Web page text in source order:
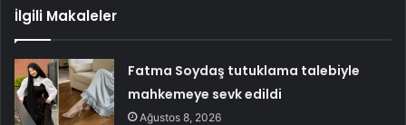
İlgili Makaleler
Fatma Soydaş tutuklama talebiyle
mahkemeye sevk edildi
Ağustos 8, 2026